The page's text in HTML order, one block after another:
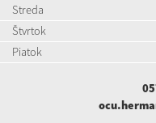
Streda
Štvrtok
Piatok